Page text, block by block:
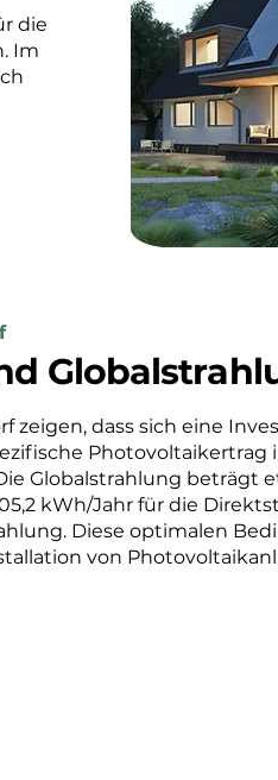
die
Im
zeigen, dass sich eine
Photovoltaikertrag
Globalstrahlung beträgt
kWh/Jahr für die
Diese optimalen
von